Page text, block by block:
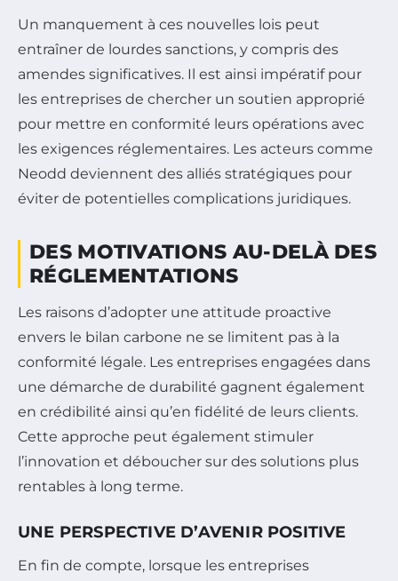
Un manquement à ces nouvelles lois peut
entraîner de lourdes sanctions, y compris des
amendes significatives. Il est ainsi impératif pour
les entreprises de chercher un soutien approprié
pour mettre en conformité leurs opérations avec
les exigences réglementaires. Les acteurs comme
Neodd deviennent des alliés stratégiques pour
éviter de potentielles complications juridiques.
DES MOTIVATIONS AU-DELÀ DES
RÉGLEMENTATIONS
Les raisons d’adopter une attitude proactive
envers le bilan carbone ne se limitent pas à la
conformité légale. Les entreprises engagées dans
une démarche de durabilité gagnent également
en crédibilité ainsi qu’en fidélité de leurs clients.
Cette approche peut également stimuler
l’innovation et déboucher sur des solutions plus
rentables à long terme.
UNE PERSPECTIVE D’AVENIR POSITIVE
En fin de compte, lorsque les entreprises